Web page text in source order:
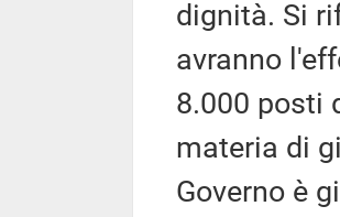
dignità. Si
avranno
8.000 posti
materia di
Governo è